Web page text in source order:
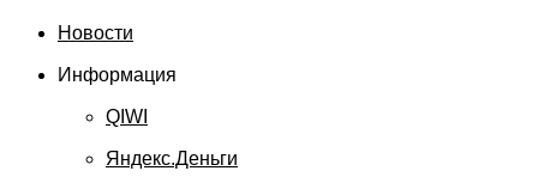
Новости
Информация
QIWI
Яндекс.Деньги